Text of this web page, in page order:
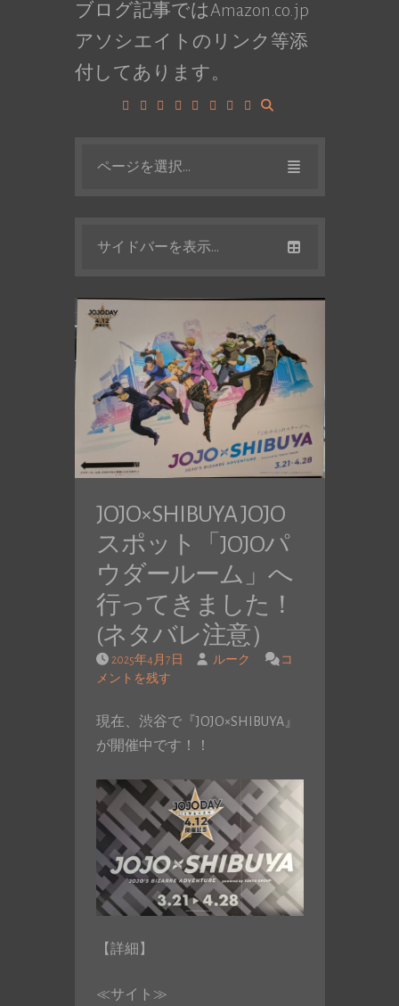
ブログ記事ではAmazon.co.jp
アソシエイトのリンク等添
付してあります。
ページを選択...
サイドバーを表示...
JOJO×SHIBUYA JOJO
スポット「JOJOパ
ウダールーム」へ
行ってきました！
(ネタバレ注意）
2025年4月7日 ルーク
コ
メントを残す
現在、渋谷で『JOJO×SHIBUYA』
が開催中です！！
【詳細】
≪サイト≫